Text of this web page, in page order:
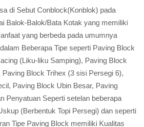
di Sebut Conblock(Konblok) pada
Balok-Balok/Bata Kotak yang memiliki
yang berbeda pada umumnya
Beberapa Tipe seperti Paving Block
(Liku-liku Samping), Paving Block
Block Trihex (3 sisi Persegi 6),
Paving Block Ubin Besar, Paving
Penyatuan Seperti setelan beberapa
(Berbentuk Topi Persegi) dan seperti
Tipe Paving Block memiliki Kualitas